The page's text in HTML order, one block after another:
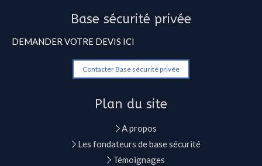
Base sécurité privée
DEMANDER VOTRE DEVIS ICI
Contacter Base sécurité privée
Plan du site
A propos
Les fondateurs de base sécurité
Témoignages